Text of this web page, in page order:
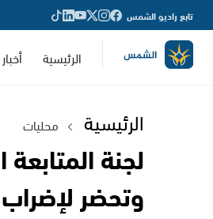
تابع راديو الشمس
الرئيسية أخبار
الرئيسية محليات
لجنة
وتحضر